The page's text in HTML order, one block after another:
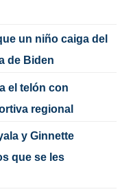
un niño caiga del
de Biden
el telón con
regional
y Ginnette
que se les